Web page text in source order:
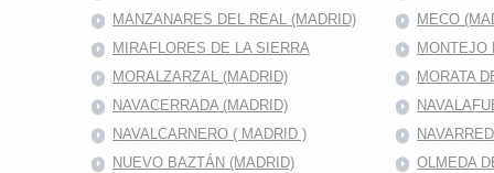
MANZANARES DEL REAL (MADRID)
MECO
MIRAFLORES DE LA SIERRA
MONTEJO
MORALZARZAL (MADRID)
MORATA
NAVACERRADA (MADRID)
NAVALCARNERO ( MADRID )
NUEVO BAZTÁN (MADRID)
OLMEDA